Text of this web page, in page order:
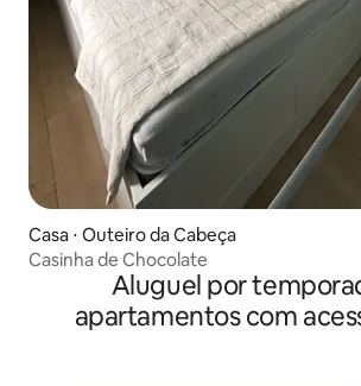
Casa ⋅ Outeiro da Cabeça
Casinha de Chocolate
Aluguel por
apartamentos com